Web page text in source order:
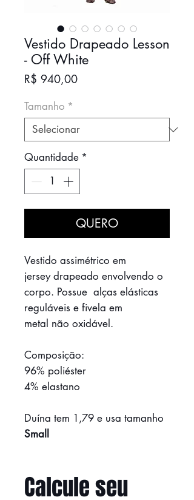
Vestido Drapeado Lesson
- Off White
R$ 940,00Preço
Tamanho *
Quantidade *
QUERO
Vestido assimétrico em
jersey drapeado envolvendo o
corpo. Possue alças elásticas
reguláveis e fivela em
metal não oxidável.
Composição:
96% poliéster
4% elastano
Duína tem 1,79 e usa tamanho
Small
Calcule seu